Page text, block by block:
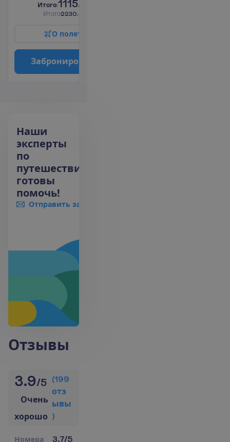
И того:1115.00
Итого2230.00
О полет
Заброниро
Наши
эксперты
по
путешествиям
готовы
помочь!
Отправить запрос
Отзывы
3.9/5
Очень
хорошо
(199
отз
ывы
)
Номера 3.7/5